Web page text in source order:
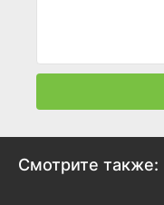
Смотрите также: